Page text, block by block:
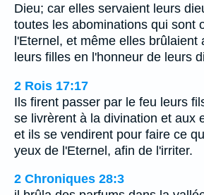
Dieu; car elles servaient leurs
toutes les abominations qui sont
l'Eternel, et même elles brûlaient
leurs filles en l'honneur de leurs
2 Rois 17:17
Ils firent passer par le feu leurs
se livrèrent à la divination et aux
et ils se vendirent pour faire ce
yeux de l'Eternel, afin de l'irriter.
2 Chroniques 28:3